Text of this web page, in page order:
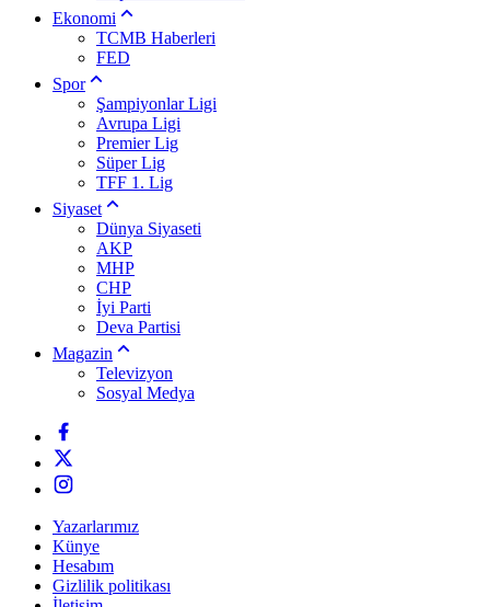
Ekonomi
TCMB Haberleri
FED
Spor
Şampiyonlar Ligi
Avrupa Ligi
Premier Lig
Süper Lig
TFF 1. Lig
Siyaset
Dünya Siyaseti
AKP
MHP
CHP
İyi Parti
Deva Partisi
Magazin
Televizyon
Sosyal Medya
Yazarlarımız
Künye
Hesabım
Gizlilik politikası